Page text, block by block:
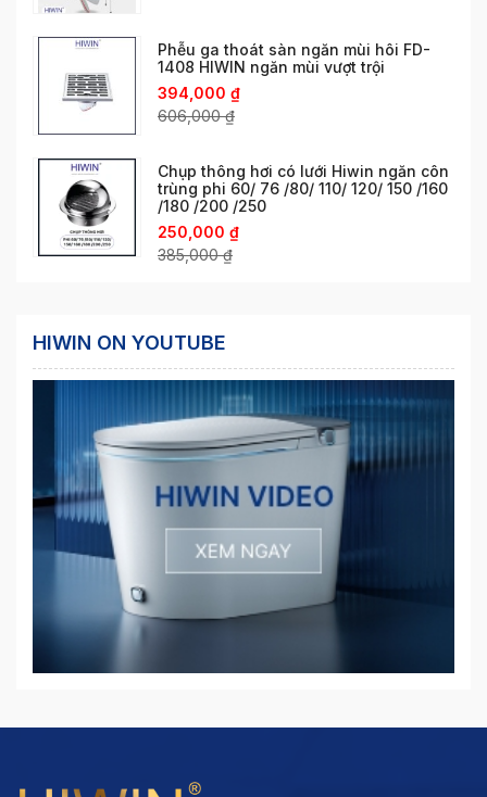
Phễu ga thoát sàn ngăn mùi hôi FD-
1408 HIWIN ngăn mùi vượt trội
394,000 ₫
606,000₫
Chụp thông hơi có lưới Hiwin ngăn côn
trùng phi 60/ 76 /80/ 110/ 120/ 150 /160
/180 /200 /250
250,000 ₫
385,000₫
HIWIN ON YOUTUBE